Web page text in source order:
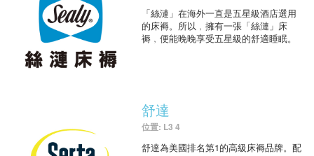
「絲漣」在海外一直是五星級酒店選用
的床褥。所以﹐擁有一張「絲漣」床
褥﹐便能晚晚享受五星級的舒適睡眠。
舒達
位置: L3 4
舒達為美國排名第1的高級床褥品牌。配